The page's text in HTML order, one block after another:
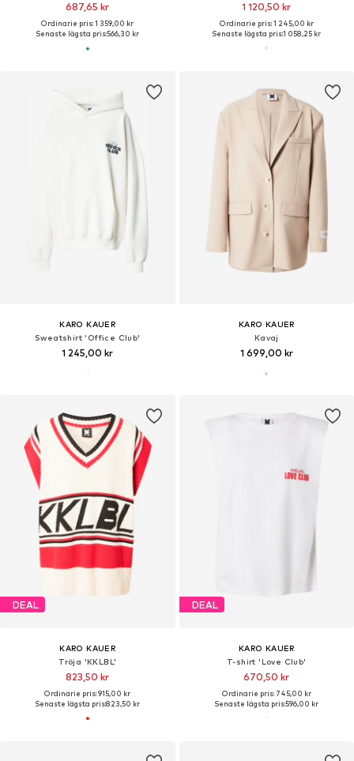
687,65 kr
Ordinarie pris: 1 359,00 kr
Senaste lägsta pris:566,30 kr
1 120,50 kr
Ordinarie pris: 1 245,00 kr
Senaste lägsta pris:1 058,25 kr
KARO KAUER
Sweatshirt 'Office Club'
1 245,00 kr
KARO KAUER
Kavaj
1 699,00 kr
DEAL
KARO KAUER
Tröja 'KKLBL'
823,50 kr
Ordinarie pris: 915,00 kr
Senaste lägsta pris:823,50 kr
DEAL
KARO KAUER
T-shirt 'Love Club'
670,50 kr
Ordinarie pris: 745,00 kr
Senaste lägsta pris:596,00 kr